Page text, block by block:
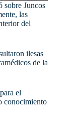
sobre Juncos
las
del
ilesas
de la
el
conocimiento